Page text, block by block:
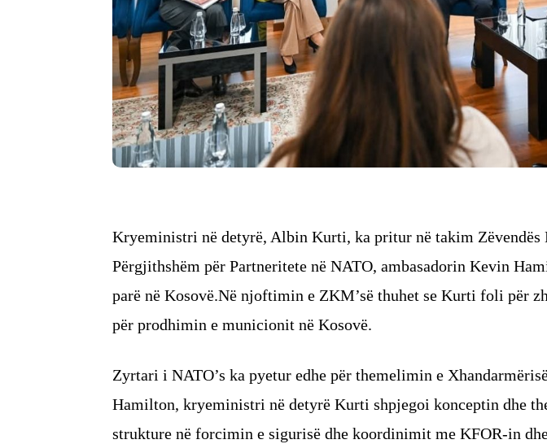
Kryeministri në detyrë, Albin Kurti, ka pritur në takim Zëvendës
Përgjithshëm për Partneritete në NATO, ambasadorin Kevin
parë në Kosovë.Në njoftimin e ZKM’së thuhet se Kurti foli për
për prodhimin e municionit në Kosovë.
Zyrtari i NATO’s ka pyetur edhe për themelimin e
Hamilton, kryeministri në detyrë Kurti shpjegoi konceptin dhe
strukture në forcimin e sigurisë dhe koordinimit me KFOR-in